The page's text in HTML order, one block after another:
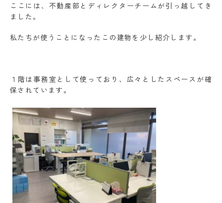
ここには、不動産部とディレクターチームが引っ越してき
ました。
私たちが使うことになったこの建物を少し紹介します。
１階は事務室として使っており、広々としたスペースが確
保されています。